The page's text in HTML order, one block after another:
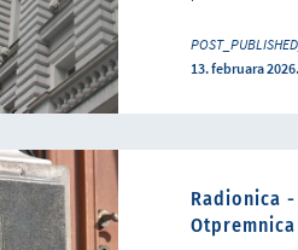
13. februara 2026.
Radionica
Otpremnica